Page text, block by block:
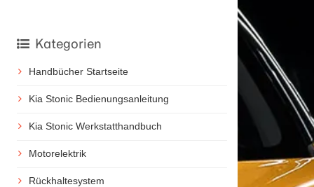
Kategorien
Handbücher Startseite
Kia Stonic Bedienungsanleitung
Kia Stonic Werkstatthandbuch
Motorelektrik
Rückhaltesystem